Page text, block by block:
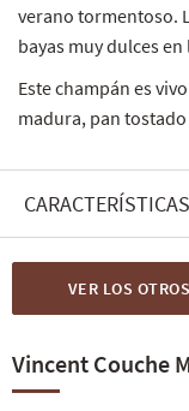
verano tormentoso.
bayas muy dulces en
Este champán es
madura, pan
CARACTERÍSTICAS
VER LOS
Vincent Couche